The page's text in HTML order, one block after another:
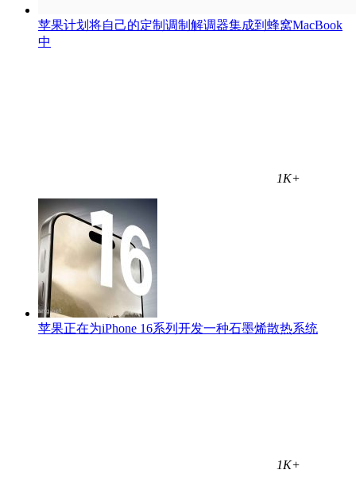
苹果计划将自己的定制调制解调器集成到蜂窝MacBook
中
1K+
苹果正在为‌iPhone 16‌系列开发一种石墨烯散热系统
1K+